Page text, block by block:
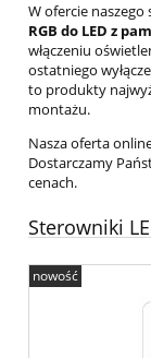
W ofercie
RGB do LED z
włączeniu
ostatniego
to produkty
montażu.
Nasza oferta
Dostarczamy
cenach.
Sterowniki
nowość